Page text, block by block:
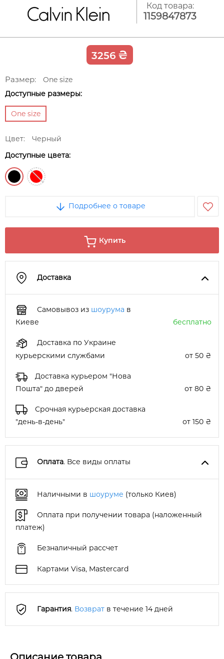
Код товара:
1159847873
3256 ₴
Размер:
One size
Доступные размеры:
One size
Цвет:
Черный
Доступные цвета:
Подробнее о товаре
Купить
Доставка
Самовывоз из шоурума в
Киеве
бесплатно
Доставка по Украине
курьерскими службами
от 50 ₴
Доставка курьером "Нова
Пошта" до дверей
от 80 ₴
Срочная курьерская доставка
"день-в-день"
от 150 ₴
Оплата. Все виды оплаты
Наличными в шоуруме (только Киев)
Оплата при получении товара (наложенный
платеж)
Безналичный рассчет
Картами Visa, Mastercard
Гарантия. Возврат в течение 14 дней